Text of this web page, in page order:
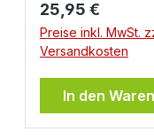
reflektierende
fürs Motorrad
generell Erlaubt?
mit ja oder mit
beantwortet
Regulärer Preis:
25,95 €
Preise inkl. MwSt.
Versandkosten
In den